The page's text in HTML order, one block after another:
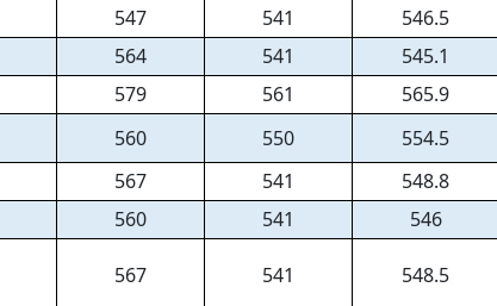
547 541
546.5
564 541
545.1
579 561
565.9
560 550 554.5
567 541
548.8
560 541 546
567 541 548.5